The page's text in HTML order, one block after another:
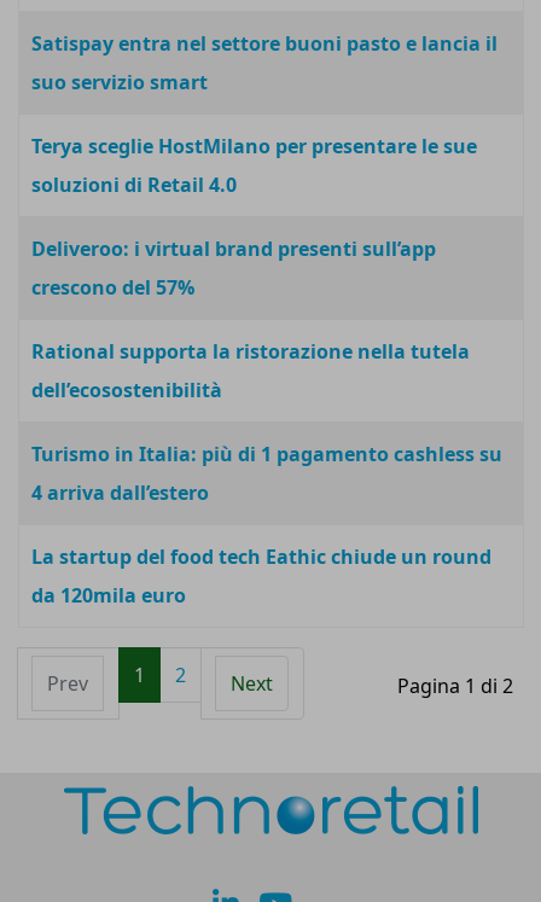
Satispay entra nel settore buoni pasto e lancia il
suo servizio smart
Terya sceglie HostMilano per presentare le sue
soluzioni di Retail 4.0
Deliveroo: i virtual brand presenti sull’app
crescono del 57%
Rational supporta la ristorazione nella tutela
dell’ecosostenibilità
Turismo in Italia: più di 1 pagamento cashless su
4 arriva dall’estero
La startup del food tech Eathic chiude un round
da 120mila euro
Pagina 1 di 2
Prev 1 2 Next